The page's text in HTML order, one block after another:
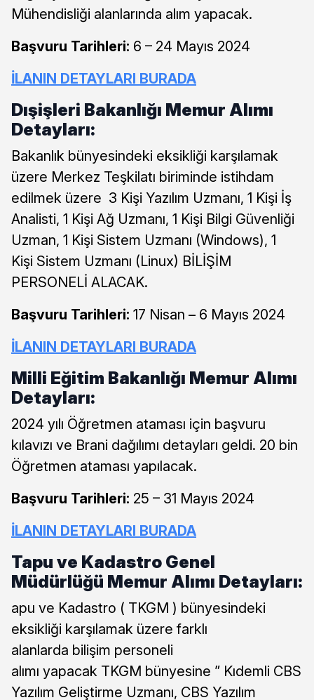
Mühendisliği alanlarında alım yapacak.
Başvuru Tarihleri: 6 – 24 Mayıs 2024
İLANIN DETAYLARI BURADA
Dışişleri Bakanlığı Memur Alımı
Detayları:
Bakanlık bünyesindeki eksikliği karşılamak
üzere Merkez Teşkilatı biriminde istihdam
edilmek üzere 3 Kişi Yazılım Uzmanı, 1 Kişi İş
Analisti, 1 Kişi Ağ Uzmanı, 1 Kişi Bilgi Güvenliği
Uzman, 1 Kişi Sistem Uzmanı (Windows), 1
Kişi Sistem Uzmanı (Linux) BİLİŞİM
PERSONELİ ALACAK.
Başvuru Tarihleri: 17 Nisan – 6 Mayıs 2024
İLANIN DETAYLARI BURADA
Milli Eğitim Bakanlığı Memur Alımı
Detayları:
2024 yılı Öğretmen ataması için başvuru
kılavızı ve Brani dağılımı detayları geldi. 20 bin
Öğretmen ataması yapılacak.
Başvuru Tarihleri: 25 – 31 Mayıs 2024
İLANIN DETAYLARI BURADA
Tapu ve Kadastro Genel
Müdürlüğü Memur Alımı Detayları:
apu ve Kadastro ( TKGM ) bünyesindeki
eksikliği karşılamak üzere farklı
alanlarda bilişim personeli
alımı yapacak TKGM bünyesine ” Kıdemli CBS
Yazılım Geliştirme Uzmanı, CBS Yazılım